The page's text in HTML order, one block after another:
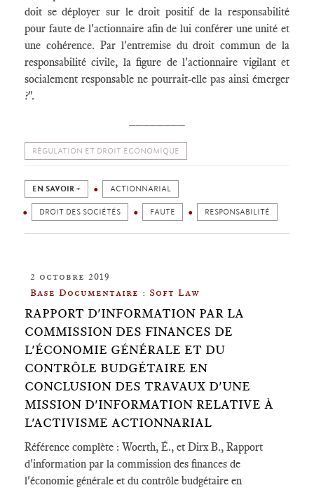
doit se déployer sur le droit positif de la responsabilité
pour faute de l'actionnaire afin de lui conférer une unité et
une cohérence. Par l'entremise du droit commun de la
responsabilité civile, la figure de l'actionnaire vigilant et
socialement responsable ne pourrait-elle pas ainsi émerger
?".
RÉGULATION ET DROIT ÉCONOMIQUE
EN SAVOIR + ACTIONNARIAL
DROIT DES SOCIÉTÉS FAUTE RESPONSABILITÉ
2 octobre 2019
Base Documentaire : Soft Law
RAPPORT D'INFORMATION PAR LA
COMMISSION DES FINANCES DE
L'ÉCONOMIE GÉNÉRALE ET DU
CONTRÔLE BUDGÉTAIRE EN
CONCLUSION DES TRAVAUX D'UNE
MISSION D'INFORMATION RELATIVE À
L'ACTIVISME ACTIONNARIAL
Référence complète : Woerth, É., et Dirx B., Rapport
d'information par la commission des finances de
l'économie générale et du contrôle budgétaire en